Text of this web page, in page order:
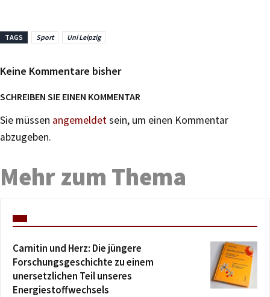
TAGS Sport Uni Leipzig
Keine Kommentare bisher
SCHREIBEN SIE EINEN KOMMENTAR
Sie müssen angemeldetsein, um einen Kommentar
abzugeben.
Mehr zum Thema
Carnitin und Herz: Die jüngere
Forschungsgeschichte zu einem
unersetzlichen Teil unseres
Energiestoffwechsels